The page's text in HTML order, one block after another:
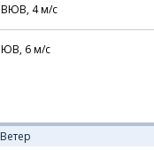
ВЮВ, 4м/с
ЮВ, 6м/с
Ветер